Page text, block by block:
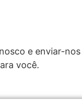
e enviar-nos
você.